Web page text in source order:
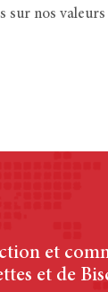
sur nos
et
et de